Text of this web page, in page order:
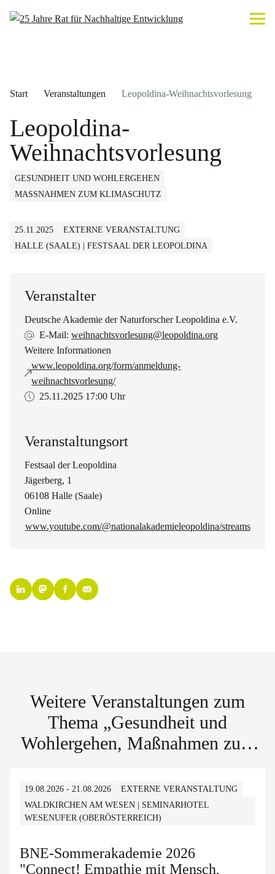
Start Veranstaltungen Leopoldina-Weihnachtsvorlesung
Leopoldina-
Weihnachtsvorlesung
GESUNDHEIT UND WOHLERGEHEN
MASSNAHMEN ZUM KLIMASCHUTZ
25.11.2025
EXTERNE VERANSTALTUNG
HALLE (SAALE) | FESTSAAL DER LEOPOLDINA
Veranstalter
Deutsche Akademie der Naturforscher Leopoldina e.V.
E-Mail: weihnachtsvorlesung@leopoldina.org
Weitere Informationen
www.leopoldina.org/form/anmeldung-
weihnachtsvorlesung/
25.11.2025 17:00 Uhr
Veranstaltungsort
Festsaal der Leopoldina
Jägerberg, 1
06108 Halle (Saale)
Online
www.youtube.com/@nationalakademieleopoldina/streams
Weitere Veranstaltungen zum
Thema „Gesundheit und
Wohlergehen, Maßnahmen zum
19.08.2026 - 21.08.2026
EXTERNE VERANSTALTUNG
WALDKIRCHEN AM WESEN | SEMINARHOTEL
WESENUFER (OBERÖSTERREICH)
BNE-Sommerakademie 2026
"Connect! Empathie mit Mensch,